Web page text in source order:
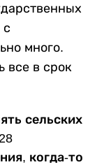
с
много.
все в срок
сельских
когда-то